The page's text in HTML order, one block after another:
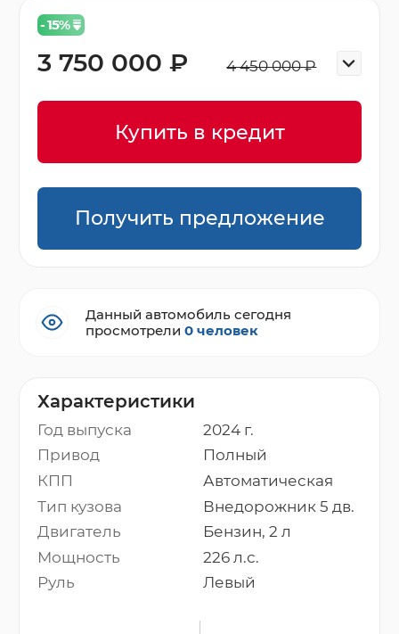
Характеристики
Год выпуска
2024 г.
Привод
Полный
КПП
Автоматическая
Тип кузова
Внедорожник 5 дв.
Двигатель
Бензин, 2 л
Мощность
226 л.с.
Руль
Левый
- 15%
4 450 000 ₽
3 750 000 ₽
Купить в кредит
Получить предложение
Данный автомобиль сегодня
просмотрели0 человек